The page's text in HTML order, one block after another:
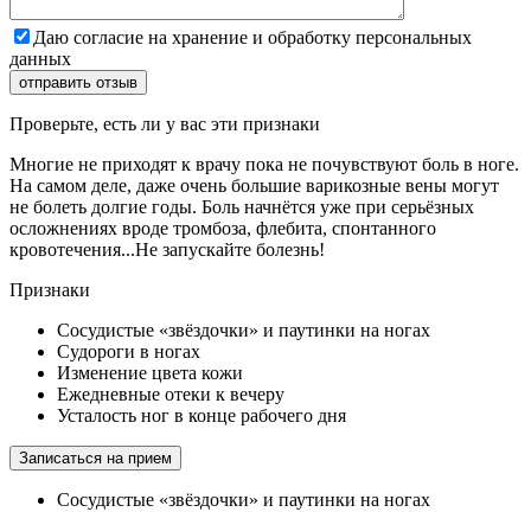
Даю согласие на хранение и обработку персональных
данных
Проверьте, есть ли у вас эти признаки
Многие не приходят к врачу пока не почувствуют боль в ноге.
На самом деле, даже очень большие варикозные вены могут
не болеть долгие годы. Боль начнётся уже при серьёзных
осложнениях вроде тромбоза, флебита, спонтанного
кровотечения...Не запускайте болезнь!
Признаки
Сосудистые «звёздочки» и паутинки на ногах
Судороги в ногах
Изменение цвета кожи
Ежедневные отеки к вечеру
Усталость ног в конце рабочего дня
Записаться на прием
Сосудистые «звёздочки» и паутинки на ногах